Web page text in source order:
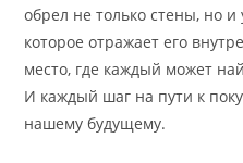
обрел не только стены, но
которое отражает его
место, где каждый может
И каждый шаг на пути к
нашему будущему.